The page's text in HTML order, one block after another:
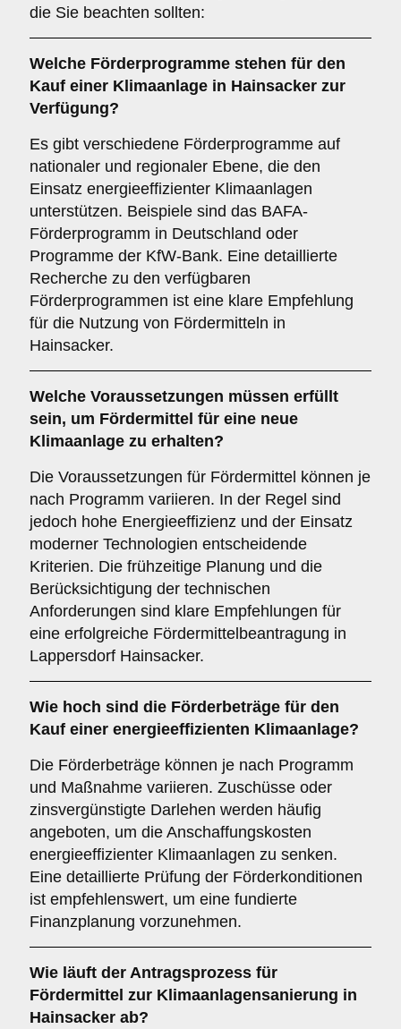
die Sie beachten sollten:
Welche Förderprogramme stehen für den
Kauf einer Klimaanlage in Hainsacker zur
Verfügung?
Es gibt verschiedene Förderprogramme auf
nationaler und regionaler Ebene, die den
Einsatz energieeffizienter Klimaanlagen
unterstützen. Beispiele sind das BAFA-
Förderprogramm in Deutschland oder
Programme der KfW-Bank. Eine detaillierte
Recherche zu den verfügbaren
Förderprogrammen ist eine klare Empfehlung
für die Nutzung von Fördermitteln in
Hainsacker.
Welche Voraussetzungen müssen erfüllt
sein, um Fördermittel für eine neue
Klimaanlage zu erhalten?
Die Voraussetzungen für Fördermittel können je
nach Programm variieren. In der Regel sind
jedoch hohe Energieeffizienz und der Einsatz
moderner Technologien entscheidende
Kriterien. Die frühzeitige Planung und die
Berücksichtigung der technischen
Anforderungen sind klare Empfehlungen für
eine erfolgreiche Fördermittelbeantragung in
Lappersdorf Hainsacker.
Wie hoch sind die Förderbeträge für den
Kauf einer energieeffizienten Klimaanlage?
Die Förderbeträge können je nach Programm
und Maßnahme variieren. Zuschüsse oder
zinsvergünstigte Darlehen werden häufig
angeboten, um die Anschaffungskosten
energieeffizienter Klimaanlagen zu senken.
Eine detaillierte Prüfung der Förderkonditionen
ist empfehlenswert, um eine fundierte
Finanzplanung vorzunehmen.
Wie läuft der Antragsprozess für
Fördermittel zur Klimaanlagensanierung in
Hainsacker ab?